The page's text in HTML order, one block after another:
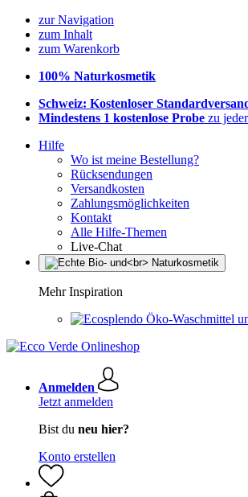
zur Navigation
zum Inhalt
zum Warenkorb
100% Naturkosmetik
Schweiz: Kostenloser
Mindestens 1 kostenlose Probe zu
Hilfe
Wo ist meine Bestellung?
Rücksendungen
Versandkosten
Zahlungsmöglichkeiten
Kontakt
Alle Hilfe-Themen
Live-Chat
Mehr Inspiration
Öko-Waschmittel
Anmelden
Jetzt anmelden
Bist du neu hier?
Konto erstellen